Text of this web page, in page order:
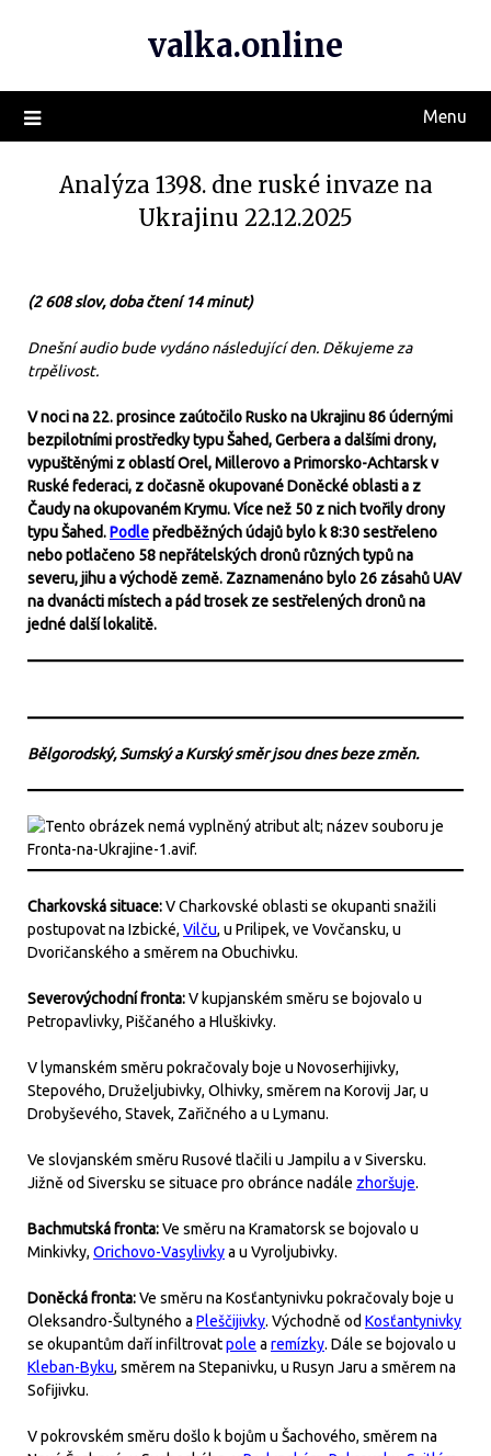
valka.online
Menu
Analýza 1398. dne ruské invaze na
Ukrajinu 22.12.2025
(2 608 slov, doba čtení 14 minut)
Dnešní audio bude vydáno následující den. Děkujeme za
trpělivost.
V noci na 22. prosince zaútočilo Rusko na Ukrajinu 86 údernými
bezpilotními prostředky typu Šahed, Gerbera a dalšími drony,
vypuštěnými z oblastí Orel, Millerovo a Primorsko-Achtarsk v
Ruské federaci, z dočasně okupované Doněcké oblasti a z
Čaudy na okupovaném Krymu. Více než 50 z nich tvořily drony
typu Šahed.Podlepředběžných údajů bylo k 8:30 sestřeleno
nebo potlačeno 58 nepřátelských dronů různých typů na
severu, jihu a východě země. Zaznamenáno bylo 26 zásahů UAV
na dvanácti místech a pád trosek ze sestřelených dronů na
jedné další lokalitě.
Bělgorodský, Sumský a Kurský směr jsou dnes beze změn.
Charkovská situace:V Charkovské oblasti se okupanti snažili
postupovat na Izbické, Vilču, u Prilipek, ve Vovčansku, u
Dvoričanského a směrem na Obuchivku.
Severovýchodní fronta:V kupjanském směru se bojovalo u
Petropavlivky, Piščaného a Hluškivky.
V lymanském směru pokračovaly boje u Novoserhijivky,
Stepového, Druželjubivky, Olhivky, směrem na Korovij Jar, u
Drobyševého, Stavek, Zařičného a u Lymanu.
Ve slovjanském směru Rusové tlačili u Jampilu a v Siversku.
Jižně od Siversku se situace pro obránce nadále zhoršuje.
Bachmutská fronta:Ve směru na Kramatorsk se bojovalo u
Minkivky, Orichovo-Vasylivkya u Vyroljubivky.
Doněcká fronta:Ve směru na Kosťantynivku pokračovaly boje u
Oleksandro-Šultyného a Pleščijivky. Východně od Kosťantynivky
se okupantům daří infiltrovatpole a remízky. Dále se bojovalo u
Kleban-Byku, směrem na Stepanivku, u Rusyn Jaru a směrem na
Sofijivku.
V pokrovském směru došlo k bojům u Šachového, směrem na